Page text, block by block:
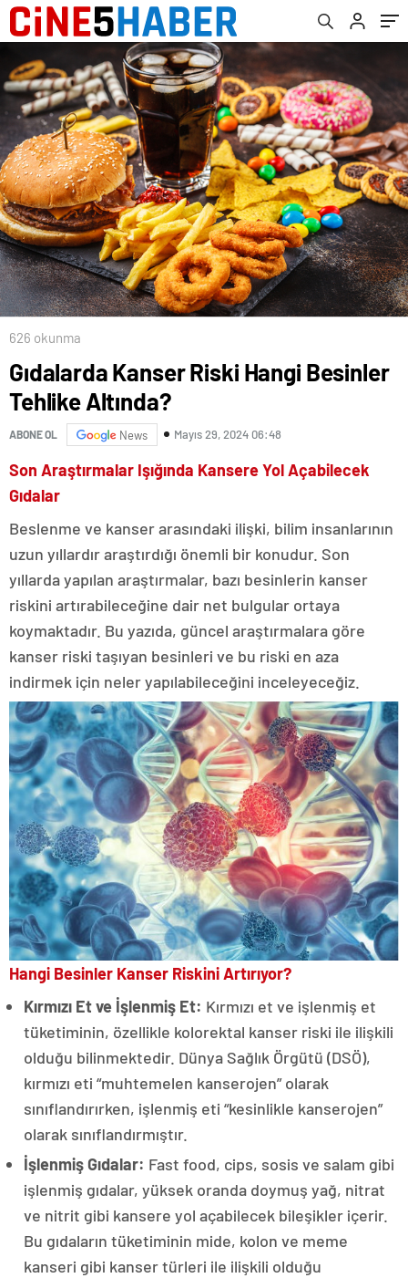
626 okunma
Gıdalarda Kanser Riski Hangi Besinler
Tehlike Altında?
ABONE OL News Mayıs 29, 2024 06:48
Son Araştırmalar Işığında Kansere Yol Açabilecek
Gıdalar
Beslenme ve kanser arasındaki ilişki, bilim insanlarının
uzun yıllardır araştırdığı önemli bir konudur. Son
yıllarda yapılan araştırmalar, bazı besinlerin kanser
riskini artırabileceğine dair net bulgular ortaya
koymaktadır. Bu yazıda, güncel araştırmalara göre
kanser riski taşıyan besinleri ve bu riski en aza
indirmek için neler yapılabileceğini inceleyeceğiz.
Hangi Besinler Kanser Riskini Artırıyor?
Kırmızı Et ve İşlenmiş Et: Kırmızı et ve işlenmiş et
tüketiminin, özellikle kolorektal kanser riski ile ilişkili
olduğu bilinmektedir. Dünya Sağlık Örgütü (DSÖ),
kırmızı eti “muhtemelen kanserojen” olarak
sınıflandırırken, işlenmiş eti “kesinlikle kanserojen”
olarak sınıflandırmıştır.
İşlenmiş Gıdalar: Fast food, cips, sosis ve salam gibi
işlenmiş gıdalar, yüksek oranda doymuş yağ, nitrat
ve nitrit gibi kansere yol açabilecek bileşikler içerir.
Bu gıdaların tüketiminin mide, kolon ve meme
kanseri gibi kanser türleri ile ilişkili olduğu
Reform Çalışmaları Başladı